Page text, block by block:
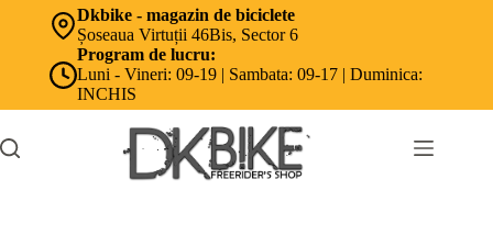
Dkbike - magazin de biciclete
Șoseaua Virtuții 46Bis, Sector 6
Program de lucru:
Luni - Vineri: 09-19 | Sambata: 09-17 | Duminica:
INCHIS